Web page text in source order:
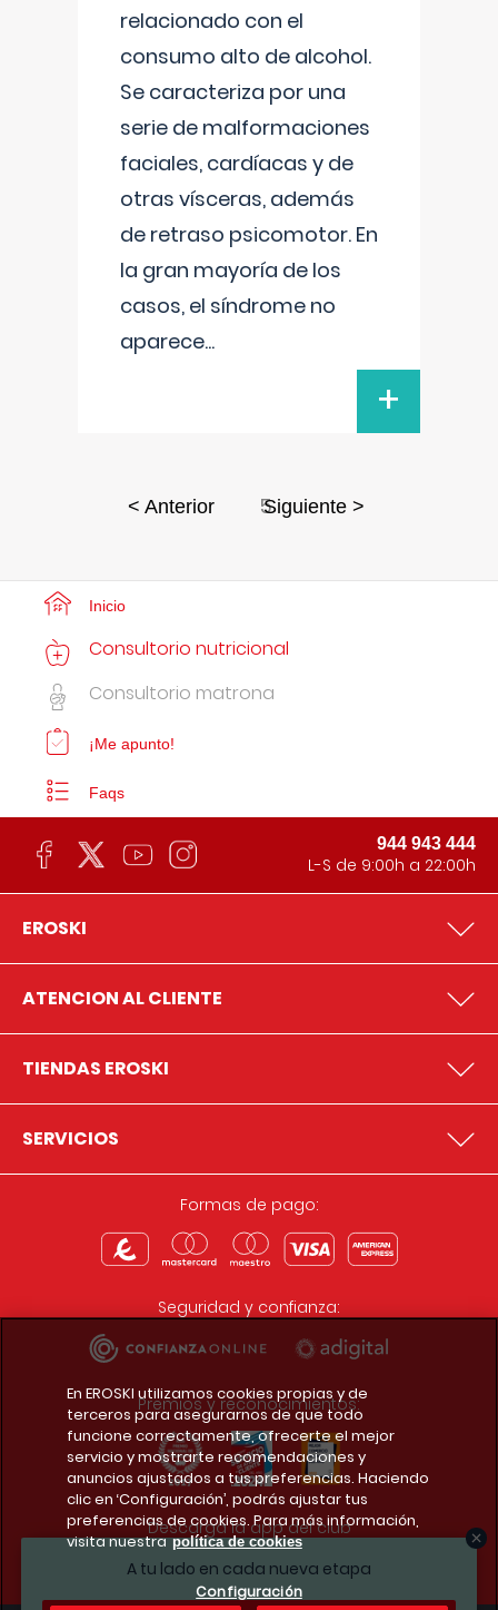
relacionado con el
consumo alto de alcohol.
Se caracteriza por una
serie de malformaciones
faciales, cardíacas y de
otras vísceras, además
de retraso psicomotor. En
la gran mayoría de los
casos, el síndrome no
aparece...
+
< Anterior 5
Siguiente >
A tu lado en cada nueva etapa
Inicio
Consultorio nutricional
Consultorio matrona
¡Me apunto!
Faqs
944 943 444
L-S de 9:00h a 22:00h
EROSKI
ATENCION AL CLIENTE
TIENDAS EROSKI
SERVICIOS
Formas de pago:
Seguridad y confianza:
Premios y reconocimientos:
Descarga la app del club
En EROSKI utilizamos cookies propias y de
terceros para asegurarnos de que todo
funcione correctamente, ofrecerte el mejor
servicio y mostrarte recomendaciones y
anuncios ajustados a tus preferencias. Haciendo
clic en ‘Configuración’, podrás ajustar tus
preferencias de cookies. Para más información,
visita nuestra política de cookies
Configuración